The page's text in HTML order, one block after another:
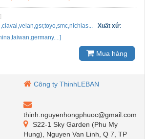
- Xuất xứ:
Mua hàng
Công ty ThinhLEBAN
thinh.nguyenhongphuoc@gmail.com
S22-1 Sky Garden (Phu My
Hung), Nguyen Van Linh, Q 7, TP